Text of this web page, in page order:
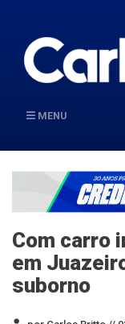
MENU
Com carro
em
suborno